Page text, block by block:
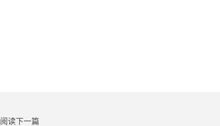
阅读下一篇